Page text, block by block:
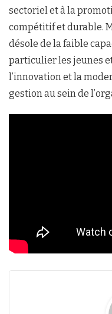
sectoriel et à la
compétitif et durable.
désole de la faible
particulier les jeunes
l’innovation et la
gestion au sein de